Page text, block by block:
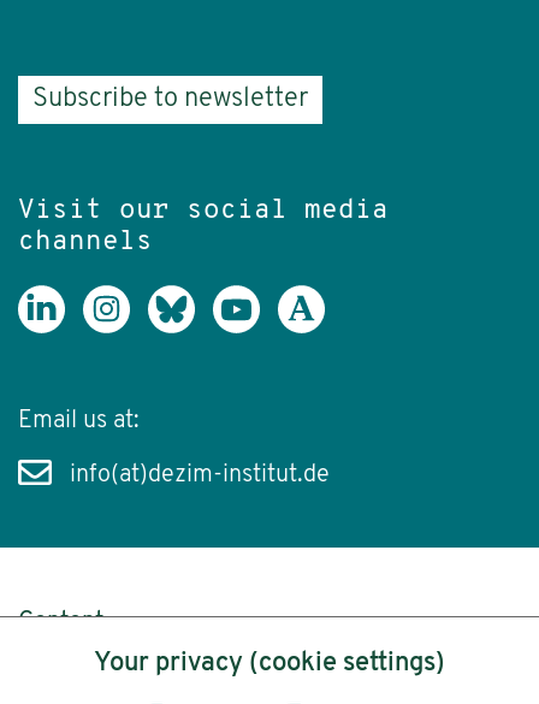
Subscribe to newsletter
Visit our social media
channels
Email us at:
info(at)dezim-institut.de
Content
Legal NoticeYour privacy (cookie settings)